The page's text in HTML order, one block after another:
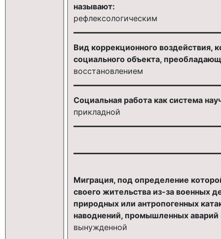
называют:
рефлексологическим
Вид коррекционного воздействия,
социального объекта,
восстановлением
Социальная работа как система
прикладной
Миграция, под определение
своего жительства из-за военных
природных или антропогенных
наводнений, промышленных аварий
вынужденной